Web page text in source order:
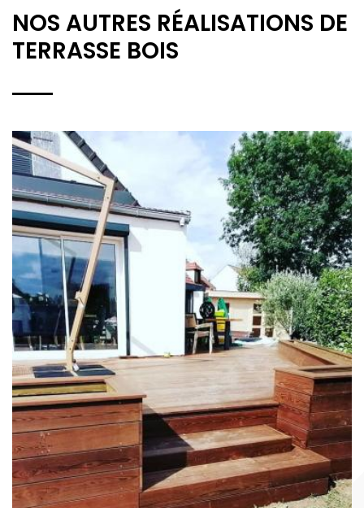
NOS AUTRES RÉALISATIONS DE
TERRASSE BOIS
TERRASSE BOIS EN FRÊNE
THERMOCHAUFFÉ À
THORIGNY-SUR-MARNE
(77)